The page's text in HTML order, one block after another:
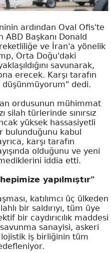
ardından Oval Ofis'te
ABD Başkanı Donald
ve İran'a yönelik
Orta Doğu'daki
savunarak,
erecek. Karşı tarafın
dedi.
ordusunun mühimmat
silah türlerinde sınırsız
yüksek hassasiyetli
bulunduğunu kabul
karşı tarafın
olduğunu ve yeni
iddia etti.
yapılmıştır"
katılımcı üç ülkeden
bir saldırıyı, tüm üye
bir caydırıcılık maddesi
sanayisi, askeri
lojistik iş birliğinin tüm